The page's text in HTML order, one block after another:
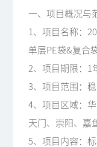
一、项目概况与
1、项目名称：
单层PE袋&复合
2、项目期限：1
3、项目范围：
4、项目区域：
天门、崇阳、嘉
5、项目内容：